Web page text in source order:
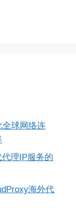
全球网络连
理IP服务的
海外代